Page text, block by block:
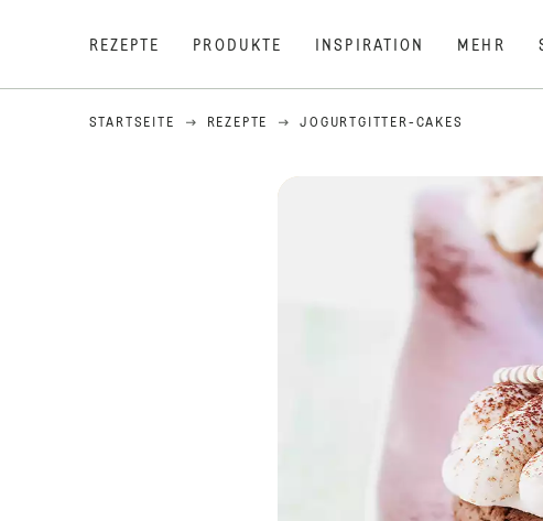
REZEPTE PRODUKTE INSPIRATION MEHR
STARTSEITE REZEPTE JOGURTGITTER-CAKES